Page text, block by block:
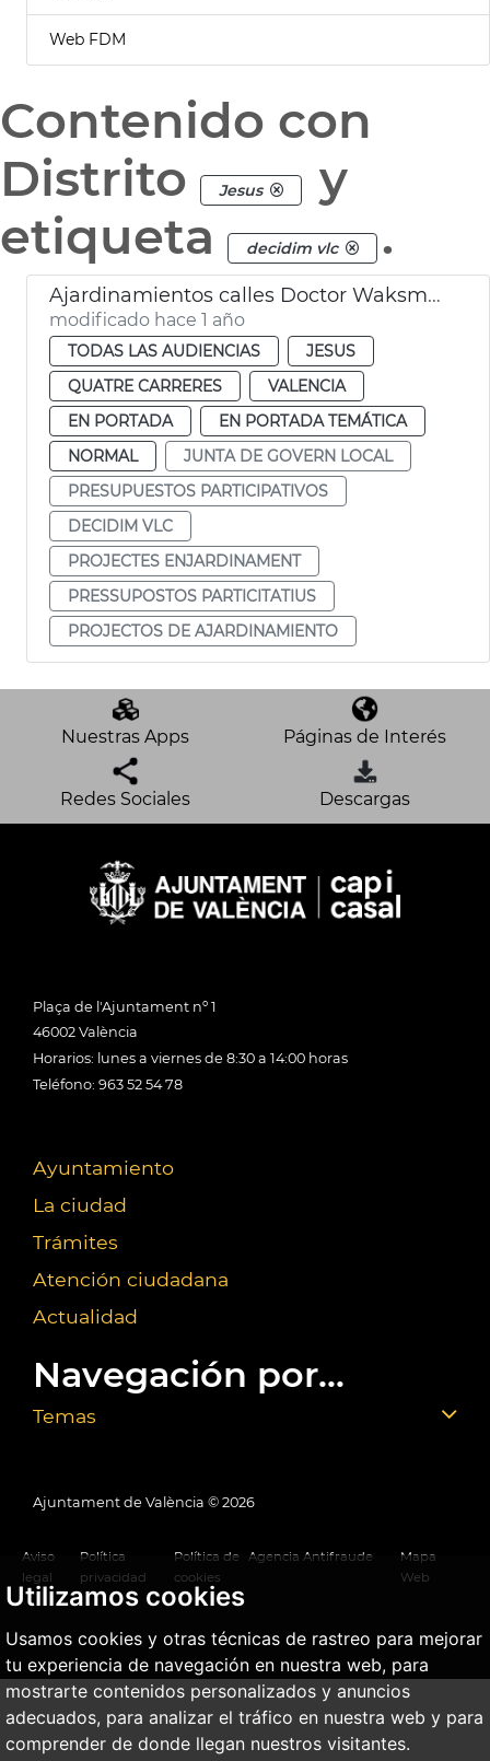
Utilizamos cookies
Usamos cookies y otras técnicas de rastreo para mejorar
tu experiencia de navegación en nuestra web, para
mostrarte contenidos personalizados y anuncios
adecuados, para analizar el tráfico en nuestra web y para
comprender de donde llegan nuestros visitantes.
Web FDM
Contenido con
Distrito
Jesus
y
etiqueta
decidim vlc .
Ajardinamientos calles Doctor Waksman y Uruguay València
modificado hace 1 año
TODAS LAS AUDIENCIAS
JESUS
QUATRE CARRERES
VALENCIA
EN PORTADA
EN PORTADA TEMÁTICA
NORMAL
JUNTA DE GOVERN LOCAL
PRESUPUESTOS PARTICIPATIVOS
DECIDIM VLC
PROJECTES ENJARDINAMENT
PRESSUPOSTOS PARTICITATIUS
PROJECTOS DE AJARDINAMIENTO
Nuestras Apps Páginas de Interés
Redes Sociales Descargas
Plaça de l'Ajuntament nº 1
46002 València
Horarios: lunes a viernes de 8:30 a 14:00 horas
Teléfono: 963 52 54 78
Ayuntamiento
La ciudad
Trámites
Atención ciudadana
Actualidad
Navegación por...
Temas
Ajuntament de València © 2026
Aviso
legal
Política
privacidad
Política de
cookies
Agencia Antifraude
Mapa
Web